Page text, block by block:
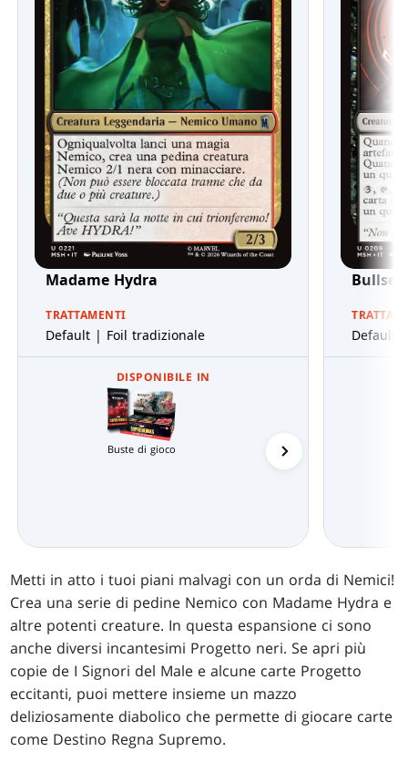
Madame Hydra
TRATTAMENTI
Default | Foil tradizionale
DISPONIBILE IN
Buste di gioco
Default
Metti in atto i tuoi piani malvagi con un orda di Nemici!
Crea una serie di pedine Nemico con Madame Hydra e
altre potenti creature. In questa espansione ci sono
anche diversi incantesimi Progetto neri. Se apri più
copie de I Signori del Male e alcune carte Progetto
eccitanti, puoi mettere insieme un mazzo
deliziosamente diabolico che permette di giocare carte
come Destino Regna Supremo.